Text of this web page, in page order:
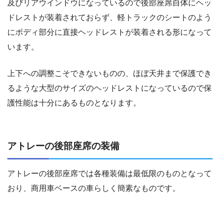
及びリアウインドウになっているので後部座席自体にヘッ
ドレストが装着されておらず、軽トラックのシートのよう
にボディ部分に直接ヘッドレストが装着される形になって
います。
上下への調整こそできないものの、ほぼ天井まで保護でき
るような大型のサイズのヘッドレストになっているので保
護性能は十分にあるものとなります。
アトレーの後部座席の装備
アトレーの後部座席では各種装備は最低限のものとなって
おり、商用車ベースの車らしく簡素なものです。